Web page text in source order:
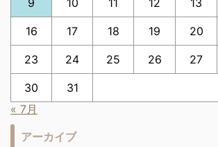
16 17 18 19 20
23 24 25 26 27
30
31
« 7月
アーカイブ